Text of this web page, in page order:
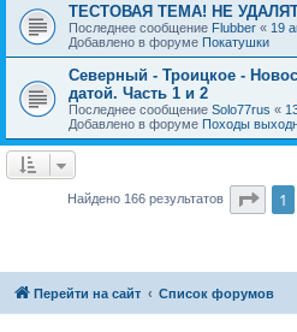
ТЕСТОВАЯ ТЕМА! НЕ
Последнее сообщение Flubber « 19
Добавлено в форуме Покатушки
Северный - Троицкое -
датой. Часть 1 и 2
Последнее сообщение Solo77rus «
Добавлено в форуме Походы
Найдено 166 результатов 1
Перейти на сайт Список форумов